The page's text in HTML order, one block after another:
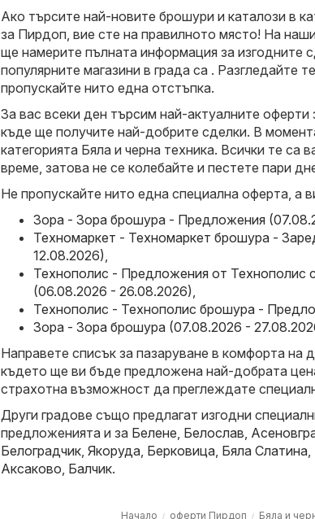
Ако търсите най-новите брошури и каталози в
за Пирдоп, вие сте на правилното място! На
ще намерите пълната информация за изгодните
популярните магазини в града са . Разгледайте
пропускайте нито една отстъпка.
За вас всеки ден търсим най-актуалните оферти
къде ще получите най-добрите сделки. В
категорията Бяла и черна техника. Всички те са
време, затова не се колебайте и пестете пари
Не пропускайте нито една специална оферта, а
Зора - Зора брошура - Предложения
Техномаркет - Техномаркет брошура -
12.08.2026),
Технополис - Предложения от Технополис
(06.08.2026 - 26.08.2026),
Технополис - Технополис брошура -
Зора - Зора брошура (07.08.2026 -
Направете списък за пазаруване в комфорта на
където ще ви бъде предложена най-добрата
страхотна възможност да преглеждате
Други градове също предлагат изгодни
предложенията и за Белене, Белослав,
Белоградчик, Якоруда, Берковица, Бяла Слатина,
Аксаково, Балчик.
Начало оферти Пирдоп Бяла и